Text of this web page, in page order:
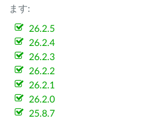
ます:
26.2.5
26.2.4
26.2.3
26.2.2
26.2.1
26.2.0
25.8.7